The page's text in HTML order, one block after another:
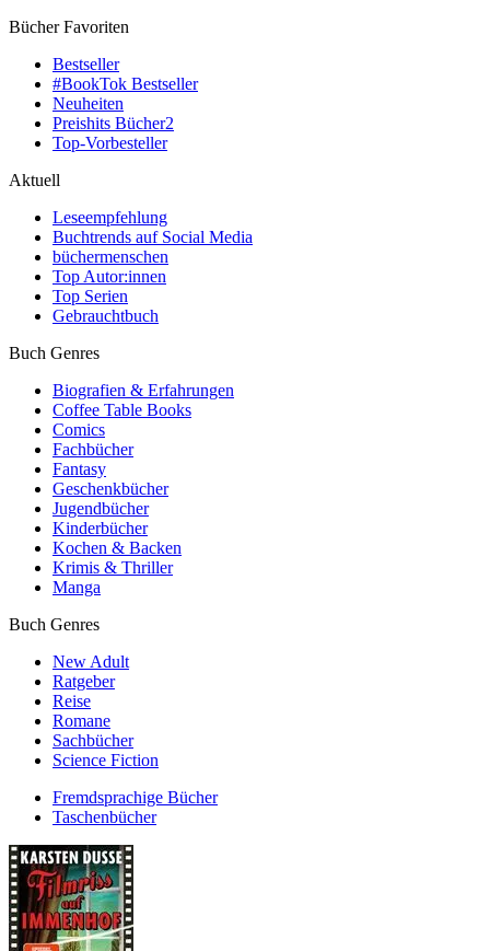
Bücher Favoriten
Bestseller
#BookTok Bestseller
Neuheiten
Preishits Bücher2
Top-Vorbesteller
Aktuell
Leseempfehlung
Buchtrends auf Social Media
büchermenschen
Top Autor:innen
Top Serien
Gebrauchtbuch
Buch Genres
Biografien & Erfahrungen
Coffee Table Books
Comics
Fachbücher
Fantasy
Geschenkbücher
Jugendbücher
Kinderbücher
Kochen & Backen
Krimis & Thriller
Manga
Buch Genres
New Adult
Ratgeber
Reise
Romane
Sachbücher
Science Fiction
Fremdsprachige Bücher
Taschenbücher